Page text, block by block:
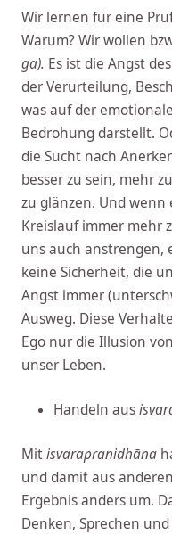
Wir lernen für eine
Warum? Wir wollen
ga). Es ist die Angst
der Verurteilung,
was auf der
Bedrohung darstellt.
die Sucht nach
besser zu sein, mehr
zu glänzen. Und
Kreislauf immer mehr
uns auch anstrengen,
keine Sicherheit, die
Angst immer
Ausweg. Diese
Ego nur die Illusion
unser Leben.
Handeln ausi
Mitisvarapranidhāna
und damit aus
Ergebnis anders um.
Denken, Sprechen